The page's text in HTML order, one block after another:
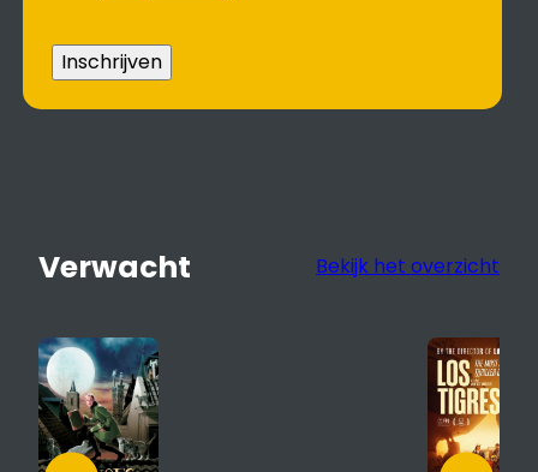
Inschrijven
Verwacht Bekijk het overzicht